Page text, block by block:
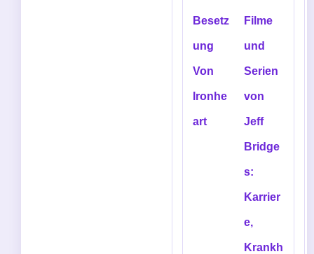
Besetz
ung
Von
Ironhe
art
Filme
und
Serien
von
Jeff
Bridge
s:
Karrier
e,
Krankh